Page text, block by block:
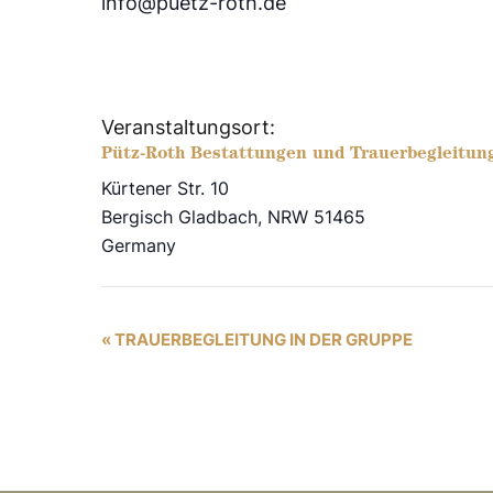
Veranstaltungsort:
Pütz-Roth Bestattungen und
Kürtener Str. 10
Bergisch Gladbach, NRW 51465
Germany
V
«TRAUERBEGLEITUNG IN DER GRUPPE